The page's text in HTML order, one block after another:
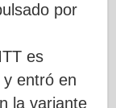
por
es
entró en
la variante